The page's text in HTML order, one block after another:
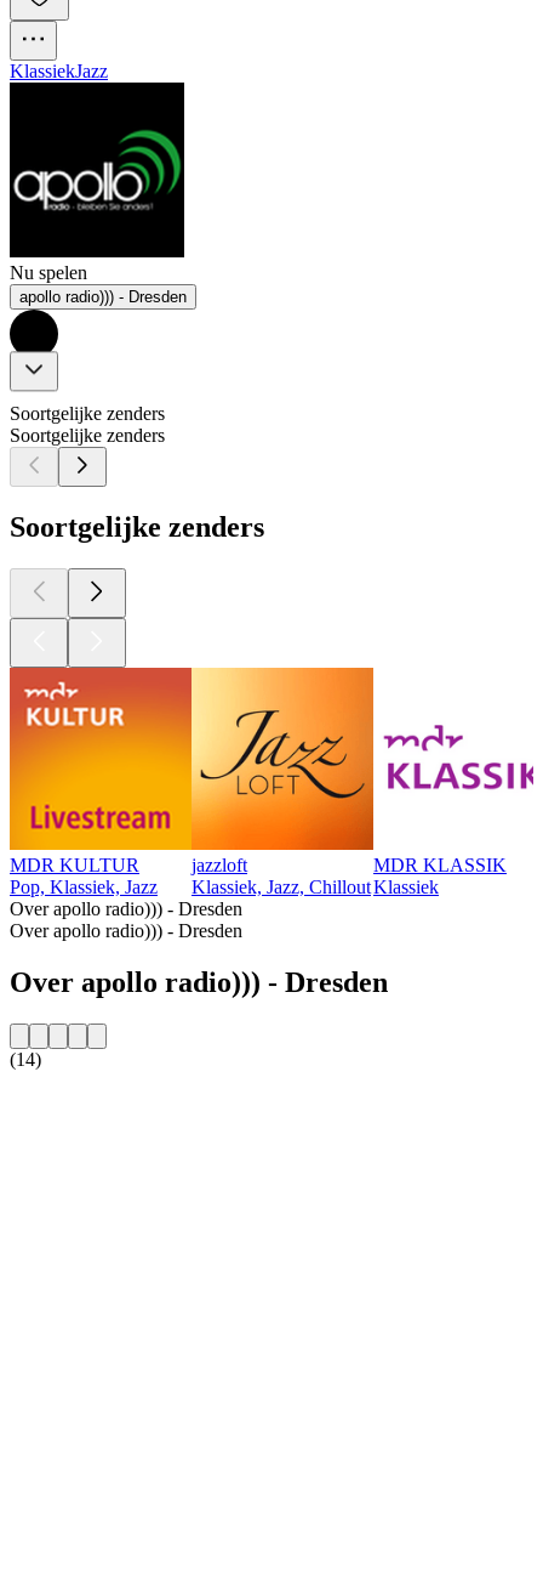
KlassiekJazz
Nu spelen
apollo radio))) - Dresden
Soortgelijke zenders
Soortgelijke zenders
Soortgelijke zenders
MDR KULTUR
Pop, Klassiek, Jazz
jazzloft
Klassiek, Jazz, Chillout
MDR KLASSIK
Klassiek
Over apollo radio))) - Dresden
Over apollo radio))) - Dresden
Over apollo radio))) - Dresden
(14)